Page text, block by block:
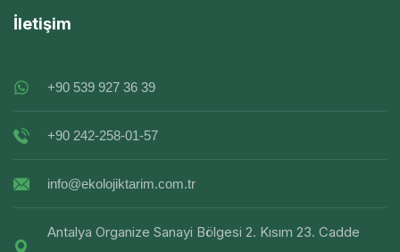
İletişim
+90 539 927 36 39
+90 242-258-01-57
info@ekolojiktarim.com.tr
Antalya Organize Sanayi Bölgesi 2. Kısım 23. Cadde